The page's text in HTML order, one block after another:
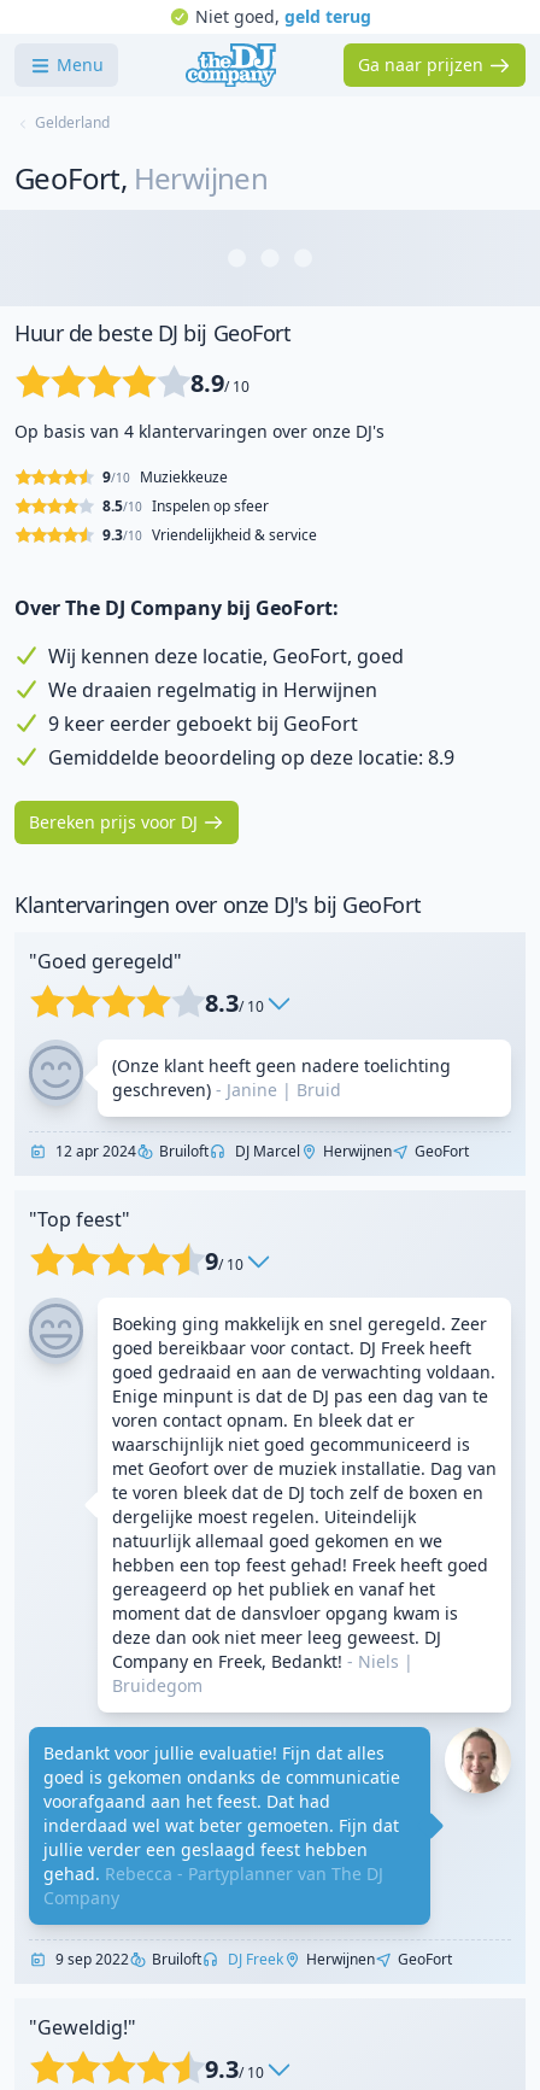
Niet goed, geld terug
Menu Ga naar prijzen
Gelderland
GeoFort, Herwijnen
Huur de beste DJ bij GeoFort
8.9/ 10
Op basis van 4 klantervaringen over onze DJ's
Muziekkeuze
9/10
Inspelen op sfeer
8.5/10
Vriendelijkheid & service
9.3/10
Over The DJ Company bij GeoFort:
Wij kennen deze locatie, GeoFort, goed
We draaien regelmatig in Herwijnen
9 keer eerder geboekt bij GeoFort
Gemiddelde beoordeling op deze locatie: 8.9
Bereken prijs voor DJ
Klantervaringen over onze DJ's bij GeoFort
"Goed geregeld"
8.3/ 10
(Onze klant heeft geen nadere toelichting
geschreven) - Janine | Bruid
12 apr 2024 Bruiloft DJ Marcel Herwijnen GeoFort
"Top feest"
9/ 10
Boeking ging makkelijk en snel geregeld. Zeer
goed bereikbaar voor contact. DJ Freek heeft
goed gedraaid en aan de verwachting voldaan.
Enige minpunt is dat de DJ pas een dag van te
voren contact opnam. En bleek dat er
waarschijnlijk niet goed gecommuniceerd is
met Geofort over de muziek installatie. Dag van
te voren bleek dat de DJ toch zelf de boxen en
dergelijke moest regelen. Uiteindelijk
natuurlijk allemaal goed gekomen en we
hebben een top feest gehad! Freek heeft goed
gereageerd op het publiek en vanaf het
moment dat de dansvloer opgang kwam is
deze dan ook niet meer leeg geweest. DJ
Company en Freek, Bedankt! - Niels |
Bruidegom
Bedankt voor jullie evaluatie! Fijn dat alles
goed is gekomen ondanks de communicatie
voorafgaand aan het feest. Dat had
inderdaad wel wat beter gemoeten. Fijn dat
jullie verder een geslaagd feest hebben
gehad. Rebecca - Partyplanner van The DJ
Company
9 sep 2022 Bruiloft DJ Freek Herwijnen GeoFort
"Geweldig!"
9.3/ 10